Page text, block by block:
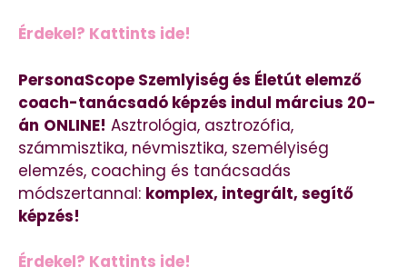
Érdekel? Kattints ide!
PersonaScope Szemlyiség és Életút elemző
coach-tanácsadó képzés indul március 20-
án ONLINE! Asztrológia, asztrozófia,
számmisztika, névmisztika, személyiség
elemzés, coaching és tanácsadás
módszertannal: komplex, integrált, segítő
képzés!
Érdekel? Kattints ide!